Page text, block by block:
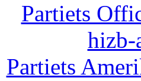
Partiets
hizb-
Partiets